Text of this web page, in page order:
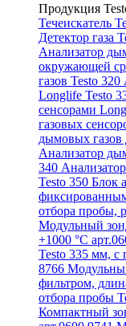
Продукция
Течеискатель
Детектор газа
Анализатор
окружающей
газов Testo 320
Longlife Testo
сенсорами
газовых
дымовых
Анализатор
340
Testo 350 Блок
отбора пробы,
Модульный
+1000 °С
Testo 335 мм, с
8766
фильтром,
отбора пробы
Компактный